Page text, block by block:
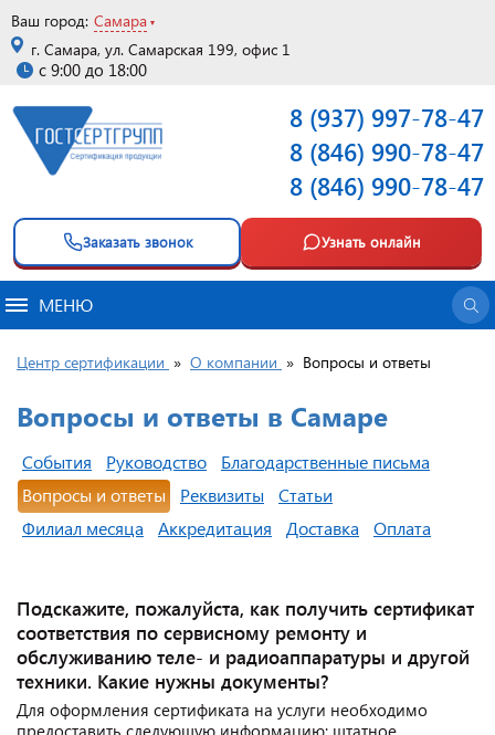
Ваш город: Самара
г. Самара, ул. Самарская 199, офис 1
с 9:00 до 18:00
8 (937) 997-78-47
8 (846) 990-78-47
8 (846) 990-78-47
Заказать звонок Узнать онлайн
МЕНЮ
Центр сертификации » О компании » Вопросы и ответы
Вопросы и ответы в Самаре
События Руководство
Благодарственные письма
Вопросы и ответы
Реквизиты
Статьи
Филиал месяца
Аккредитация Доставка Оплата
Подскажите, пожалуйста, как получить сертификат
соответствия по сервисному ремонту и
обслуживанию теле- и радиоаппаратуры и другой
техники. Какие нужны документы?
Для оформления сертификата на услуги необходимо
предоставить следующую информацию: штатное